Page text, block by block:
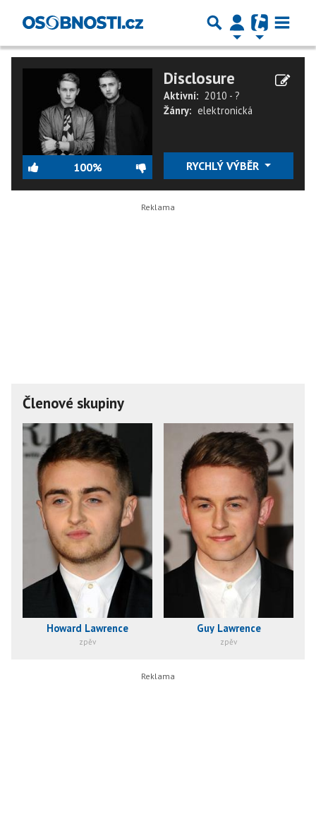
100%
Disclosure
Aktivní: 2010 - ?
Žánry: elektronická
RYCHLÝ VÝBĚR
Členové skupiny
Howard Lawrence
zpěv
Guy Lawrence
zpěv